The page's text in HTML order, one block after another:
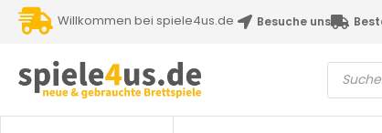
Willkommen bei spiele4us.de Besuche uns